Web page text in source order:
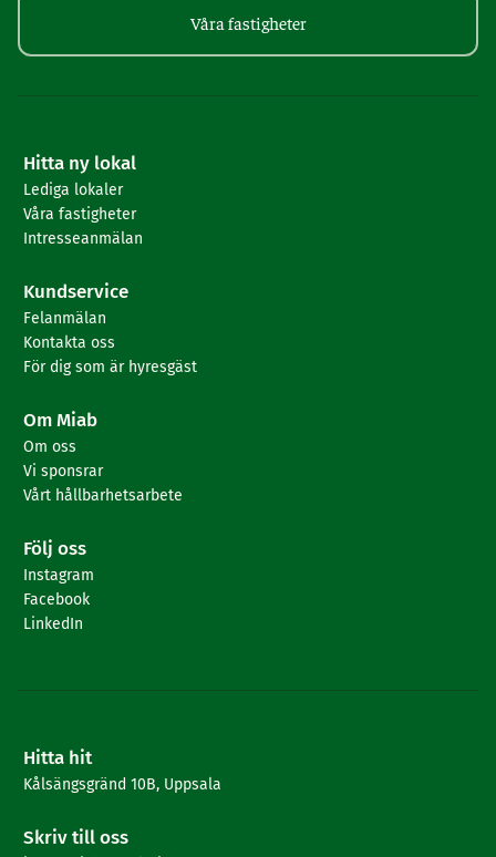
Våra fastigheter
Hitta ny lokal
Lediga lokaler
Våra fastigheter
Intresseanmälan
Kundservice
Felanmälan
Kontakta oss
För dig som är hyresgäst
Om Miab
Om oss
Vi sponsrar
Vårt hållbarhetsarbete
Följ oss
Instagram
Facebook
LinkedIn
Hitta hit
Kålsängsgränd 10B, Uppsala
Skriv till oss